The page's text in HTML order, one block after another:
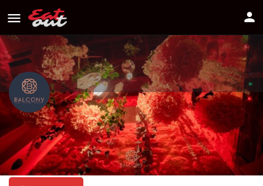
Balcony
Διεύθυνση
Faneromenis 61, Nicosia Πως να πάτε